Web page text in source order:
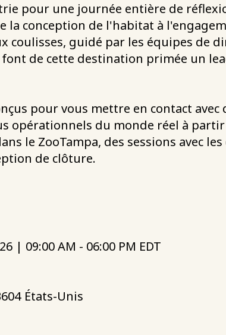
pour une journée entière de
la conception de l'habitat à
coulisses, guidé par les équipes de
de cette destination primée un
pour vous mettre en contact
opérationnels du monde réel à
le ZooTampa, des sessions avec
de clôture.
| 09:00 AM - 06:00 PM EDT
États-Unis